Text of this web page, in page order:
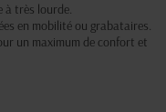
à très lourde.
en mobilité ou grabataires.
un maximum de confort et